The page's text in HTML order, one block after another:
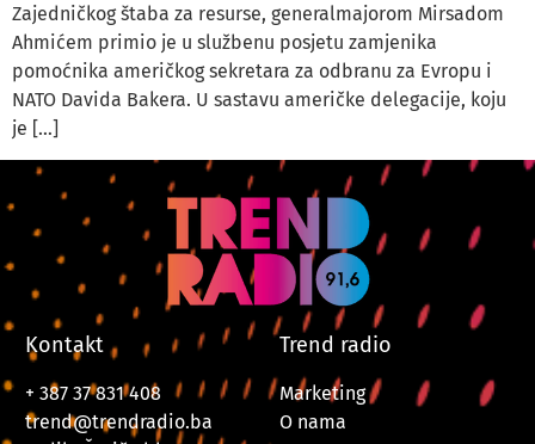
Zajedničkog štaba za resurse, generalmajorom Mirsadom
Ahmićem primio je u službenu posjetu zamjenika
pomoćnika američkog sekretara za odbranu za Evropu i
NATO Davida Bakera. U sastavu američke delegacije, koju
je […]
Kontakt
+ 387 37 831 408
trend@trendradio.ba
Trend radio
Marketing
O nama